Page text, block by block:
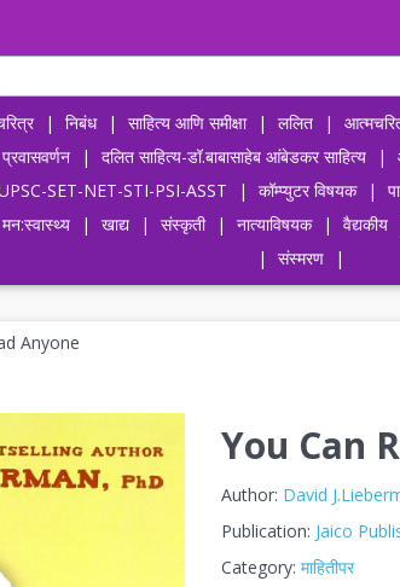
| निबंध | साहित्य आणि समीक्षा | ललित |
प्रवासवर्णन | दलित साहित्य-डॉ.बाबासाहेब आंबेडकर साहित्य |
UPSC-SET-NET-STI-PSI-ASST | कॉम्प्युटर विषयक |
मन:स्वास्थ्य | खाद्य | संस्कृती | नात्याविषयक | वैद्यकीय
|
संस्मरण |
Anyone
You Can
Author: David
Publication: Jaico
Category: माहितीपर